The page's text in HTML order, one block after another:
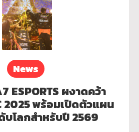
News
ESPORTS ผงาดคว้า
2025 พร้อมเปิดตัวแผน
บโลกสำหรับปี 2569